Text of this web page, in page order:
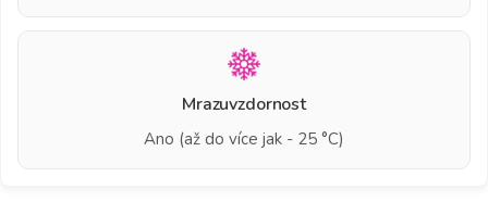
Mrazuvzdornost
Ano (až do více jak - 25 °C)